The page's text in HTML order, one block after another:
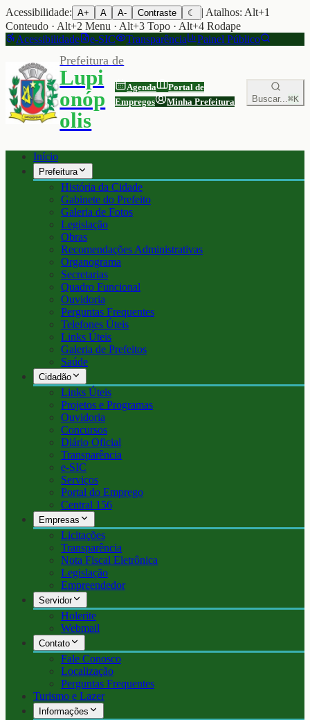
Acessibilidade: A+ A A- Contraste ☾
| Atalhos: Alt+1
Conteudo · Alt+2 Menu · Alt+3 Topo · Alt+4 Rodape
Acessibilidade
e-SIC Transparência Painel Público
Prefeitura de
Lupi
onóp
olis
Agenda
Portal de
Empregos
Minha Prefeitura Buscar...⌘K
Início
Prefeitura
História da Cidade
Gabinete do Prefeito
Galeria de Fotos
Legislação
Obras
Recomendações Administrativas
Organograma
Secretarias
Quadro Funcional
Ouvidoria
Perguntas Frequentes
Telefones Úteis
Links Úteis
Galeria de Prefeitos
Saúde
Cidadão
Links Úteis
Projetos e Programas
Ouvidoria
Concursos
Diário Oficial
Transparência
e-SIC
Serviços
Portal do Emprego
Central 156
Empresas
Licitações
Transparência
Nota Fiscal Eletrônica
Legislação
Empreendedor
Servidor
Holerite
Webmail
Contato
Fale Conosco
Localização
Perguntas Frequentes
Turismo e Lazer
Informações